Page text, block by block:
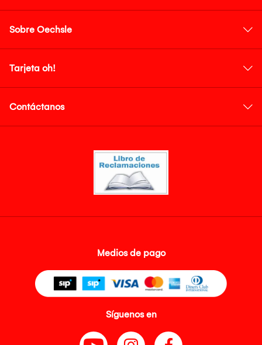
Sobre Oechsle
Tarjeta oh!
Contáctanos
Medios de pago
Síguenos en